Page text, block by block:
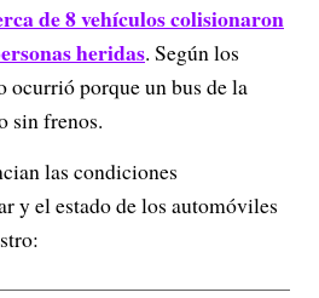
de 8 vehículos colisionaron
heridas. Según los
ocurrió porque un bus de la
sin frenos.
las condiciones
y el estado de los automóviles